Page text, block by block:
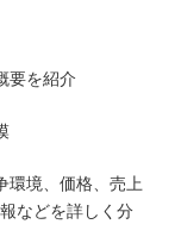
要を紹介
環境、価格、売上
などを詳しく分